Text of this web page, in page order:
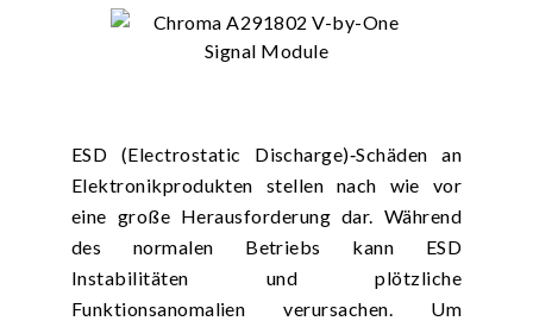
ESD (Electrostatic Discharge)‑Schäden an
Elektronikprodukten stellen nach wie vor
eine große Herausforderung dar. Während
des normalen Betriebs kann ESD
Instabilitäten und plötzliche
Funktionsanomalien verursachen. Um